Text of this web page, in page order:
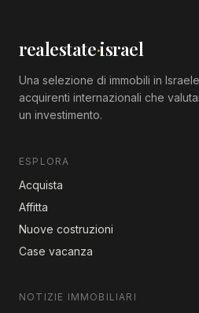
realestate·israel
Una selezione di immobili in
acquirenti internazionali che
un investimento.
ESPLORA
Acquista
Affitta
Nuove costruzioni
Case vacanza
NOTIZIE IMMOBILIARI